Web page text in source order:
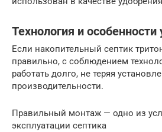
Технология и особенности
Если накопительный септик
правильно, с соблюдением
работать долго, не теряя
производительности.
Правильный монтаж — одно из
эксплуатации септика